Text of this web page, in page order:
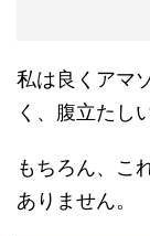
私は良くアマ
く、腹立たし
もちろん、こ
ありません。